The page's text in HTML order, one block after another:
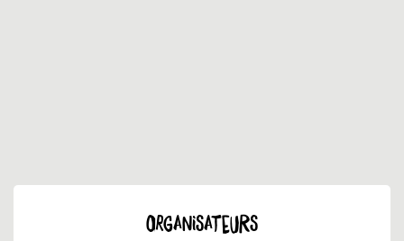
ORGANISATEURS